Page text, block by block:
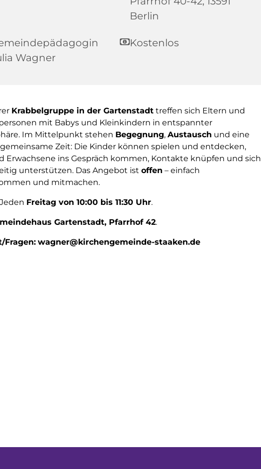
Berlin
Wagner
Kostenlos
Krabbelgruppe in der Gartenstadttreffen sich Eltern und
mit Babys und Kleinkindern in entspannter
Im Mittelpunkt stehen Begegnung, Austausch und eine
Zeit: Die Kinder können spielen und entdecken,
Erwachsene ins Gespräch kommen, Kontakte knüpfen und sich
unterstützen. Das Angebot ist offen – einfach
und mitmachen.
Freitag von 10:00 bis 11:30 Uhr.
Gartenstadt, Pfarrhof 42.
Fragen: wagner@kirchengemeinde-staaken.de